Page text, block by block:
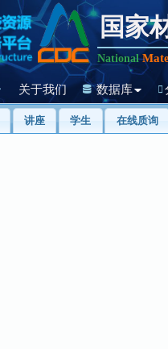
国家
National
关于我们 数据库
讲座 学生 在线质询